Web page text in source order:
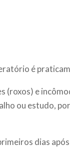
é
(roxos) e
ou estudo,
dias